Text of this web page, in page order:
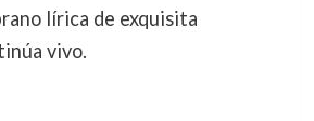
lírica de exquisita
vivo.